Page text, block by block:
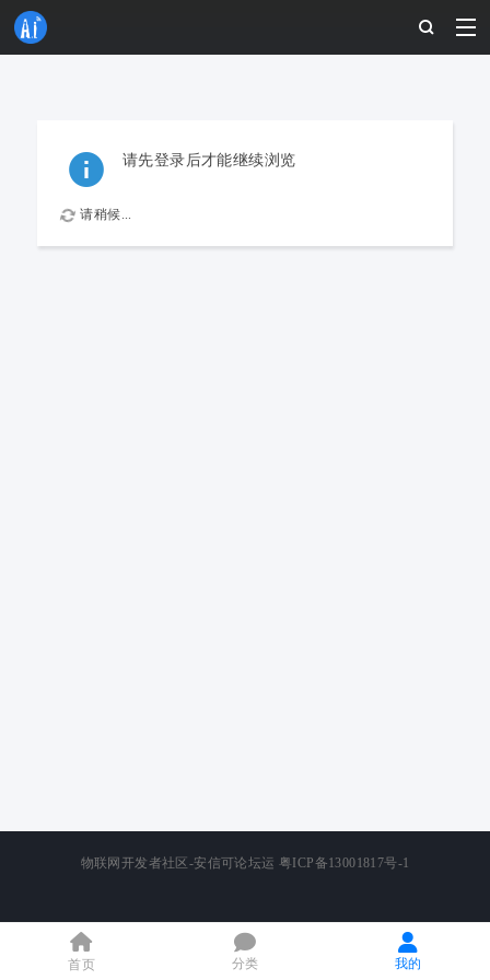
请先登录后才能继续浏览
请稍候...
首页 分类 我的
物联网开发者社区-安信可论坛运 粤ICP备13001817号-1